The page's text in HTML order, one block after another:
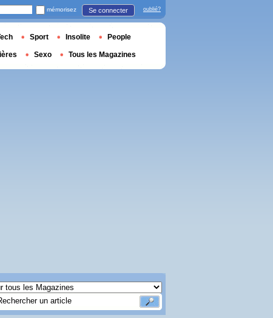
mémorisez Se connecter oublié?
Sport Insolite People
Sexo Tous les Magazines